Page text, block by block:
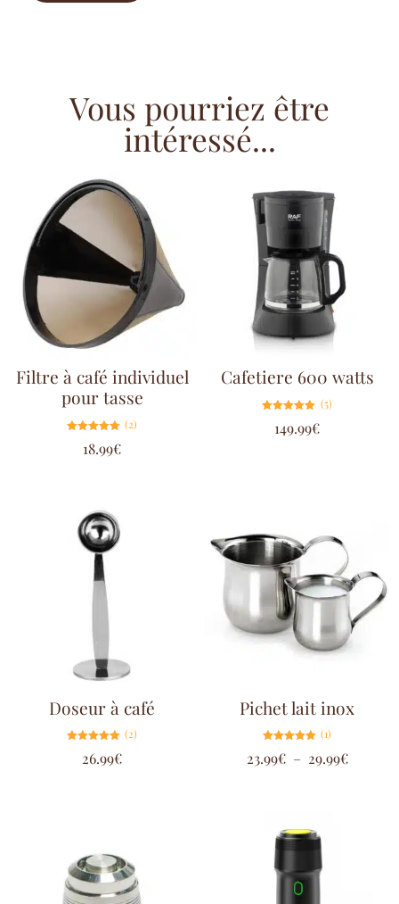
Vous pourriez être
intéressé...
Filtre à café individuel
pour tasse
5.00
sur 5
(2)
18.99€
Cafetiere 600 watts
5.00
sur 5
(5)
149.99€
Doseur à café
5.00
sur 5
(2)
26.99€
Pichet lait inox
5.00
sur 5
(1)
23.99€ – 29.99€